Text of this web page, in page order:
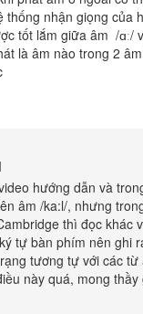
thống nhận giọng của
tốt lắm giữa âm /ɑː/
là âm nào trong 2
hướng dẫn và
âm /ka:l/, nhưng
thì đọc khác
tự bàn phím nên ghi
tương tự với các từ
này quá, mong